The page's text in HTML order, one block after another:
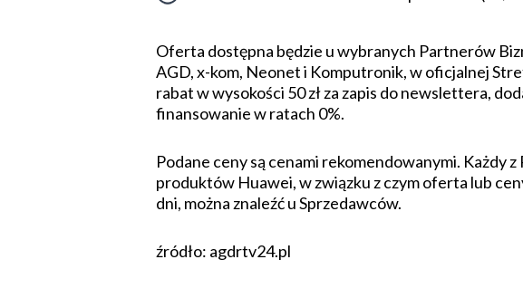
Oferta dostępna będzie u wybranych Partnerów
AGD, x-kom, Neonet i Komputronik, w oficjalnej
rabat w wysokości 50 zł za zapis do newslettera,
finansowanie w ratach 0%.
Podane ceny są cenami rekomendowanymi. Każdy
produktów Huawei, w związku z czym oferta lub
dni, można znaleźć u Sprzedawców.
źródło: agdrtv24.pl